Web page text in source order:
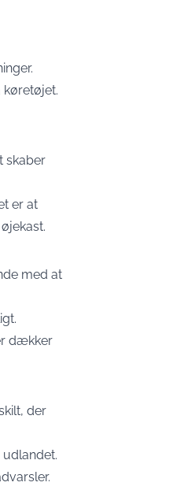
skaber
er at
med at
dækker
der